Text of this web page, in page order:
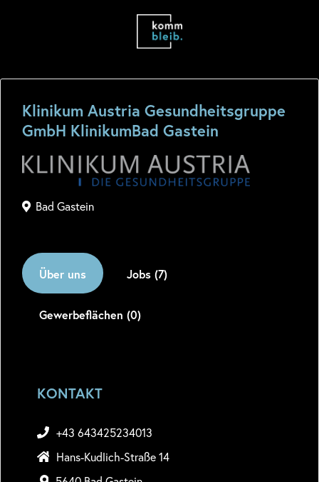
Klinikum Austria Gesundheitsgruppe
GmbH KlinikumBad Gastein
Bad Gastein
Über uns Jobs (7)
Gewerbeflächen (0)
KONTAKT
+43 643425234013
Hans-Kudlich-Straße 14